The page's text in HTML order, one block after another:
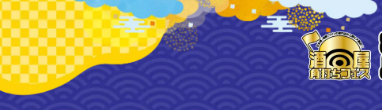
コ
ン
テ
ン
ツ